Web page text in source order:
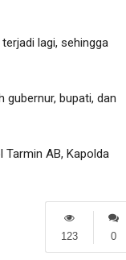
lagi, sehingga
gubernur, bupati, dan
Tarmin AB, Kapolda
0
123